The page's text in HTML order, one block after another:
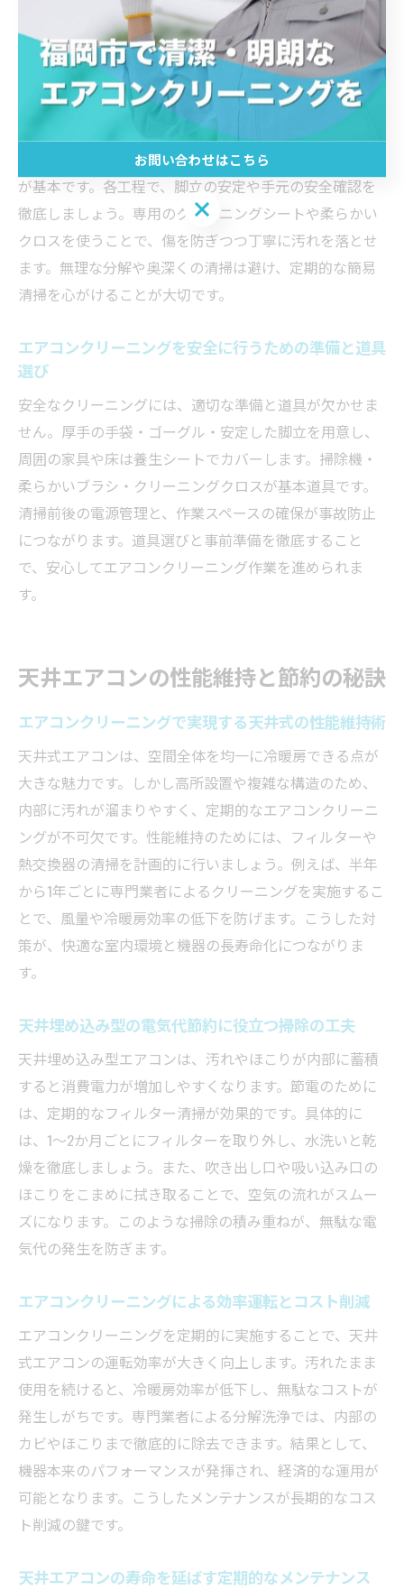
的な管理を積み重ねることで、エアコン本来の性能が長
く維持されます。
自分でできる天井埋め込みエアコンの簡易清掃の手順
簡易清掃の手順は、電源オフ・脚立設置・カバーとフィ
ルターの取り外し・掃除機がけ・水洗い・乾燥・再設置
が基本です。各工程で、脚立の安定や手元の安全確認を
徹底しましょう。専用のクリーニングシートや柔らかい
クロスを使うことで、傷を防ぎつつ丁寧に汚れを落とせ
ます。無理な分解や奥深くの清掃は避け、定期的な簡易
清掃を心がけることが大切です。
エアコンクリーニングを安全に行うための準備と道具
選び
安全なクリーニングには、適切な準備と道具が欠かせま
せん。厚手の手袋・ゴーグル・安定した脚立を用意し、
周囲の家具や床は養生シートでカバーします。掃除機・
柔らかいブラシ・クリーニングクロスが基本道具です。
清掃前後の電源管理と、作業スペースの確保が事故防止
につながります。道具選びと事前準備を徹底すること
で、安心してエアコンクリーニング作業を進められま
す。
天井エアコンの性能維持と節約の秘訣
エアコンクリーニングで実現する天井式の性能維持術
天井式エアコンは、空間全体を均一に冷暖房できる点が
大きな魅力です。しかし高所設置や複雑な構造のため、
内部に汚れが溜まりやすく、定期的なエアコンクリーニ
ングが不可欠です。性能維持のためには、フィルターや
熱交換器の清掃を計画的に行いましょう。例えば、半年
から1年ごとに専門業者によるクリーニングを実施するこ
とで、風量や冷暖房効率の低下を防げます。こうした対
策が、快適な室内環境と機器の長寿命化につながりま
す。
天井埋め込み型の電気代節約に役立つ掃除の工夫
天井埋め込み型エアコンは、汚れやほこりが内部に蓄積
すると消費電力が増加しやすくなります。節電のために
は、定期的なフィルター清掃が効果的です。具体的に
は、1～2か月ごとにフィルターを取り外し、水洗いと乾
燥を徹底しましょう。また、吹き出し口や吸い込み口の
ほこりをこまめに拭き取ることで、空気の流れがスムー
ズになります。このような掃除の積み重ねが、無駄な電
気代の発生を防ぎます。
エアコンクリーニングによる効率運転とコスト削減
エアコンクリーニングを定期的に実施することで、天井
式エアコンの運転効率が大きく向上します。汚れたまま
使用を続けると、冷暖房効率が低下し、無駄なコストが
発生しがちです。専門業者による分解洗浄では、内部の
カビやほこりまで徹底的に除去できます。結果として、
機器本来のパフォーマンスが発揮され、経済的な運用が
可能となります。こうしたメンテナンスが長期的なコス
ト削減の鍵です。
天井エアコンの寿命を延ばす定期的なメンテナンス
お問い合わせはこちら
お問い合わせはこちら